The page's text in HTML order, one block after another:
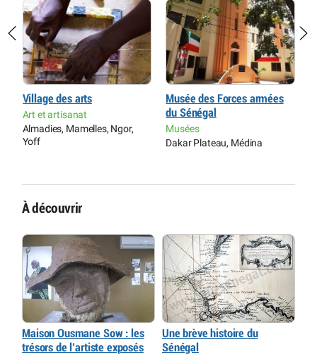
Village des arts
Art et artisanat
Almadies, Mamelles, Ngor,
Yoff
Musée des Forces armées
du Sénégal
Musées
Dakar Plateau, Médina
À découvrir
Maison Ousmane Sow : les
trésors de l’artiste exposés
Une brève histoire du
Sénégal